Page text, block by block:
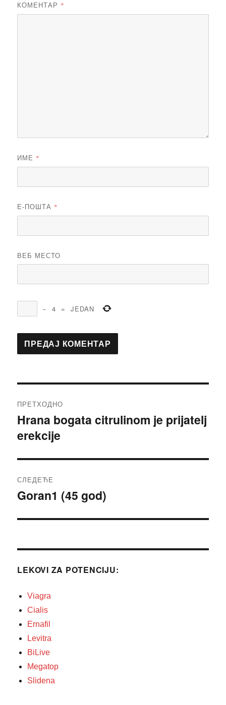
КОМЕНТАР *
ИМЕ *
Е-ПОШТА *
ВЕБ МЕСТО
− 4 = JEDAN
чланка
ПРЕТХОДНО
Претходни
чланак:
Hrana bogata citrulinom je prijatelj
erekcije
СЛЕДЕЋЕ
Следећи
Goran1 (45 god)
LEKOVI ZA POTENCIJU:
Viagra
Cialis
Ernafil
Levitra
BiLive
Megatop
Slidena